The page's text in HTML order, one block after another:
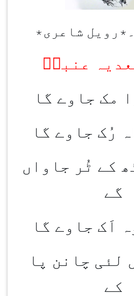
شاعری٭
عنبرؔ
مک جاوے گا
رُک جاوے گا
کے ٹُر جاواں
گے
اَک جاوے گا
لئی چانن پا
کے